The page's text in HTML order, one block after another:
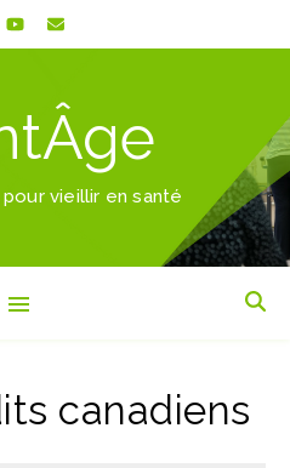
vieillir en santé
canadiens